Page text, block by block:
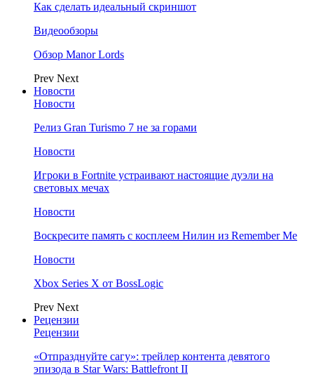
Как сделать идеальный скриншот
Видеообзоры
Обзор Manor Lords
Prev Next
Новости
Новости
Релиз Gran Turismo 7 не за горами
Новости
Игроки в Fortnite устраивают настоящие дуэли на
световых мечах
Новости
Воскресите память с косплеем Нилин из Remember Me
Новости
Xbox Series X от BossLogic
Prev Next
Рецензии
Рецензии
«Отпразднуйте сагу»: трейлер контента девятого
эпизода в Star Wars: Battlefront II